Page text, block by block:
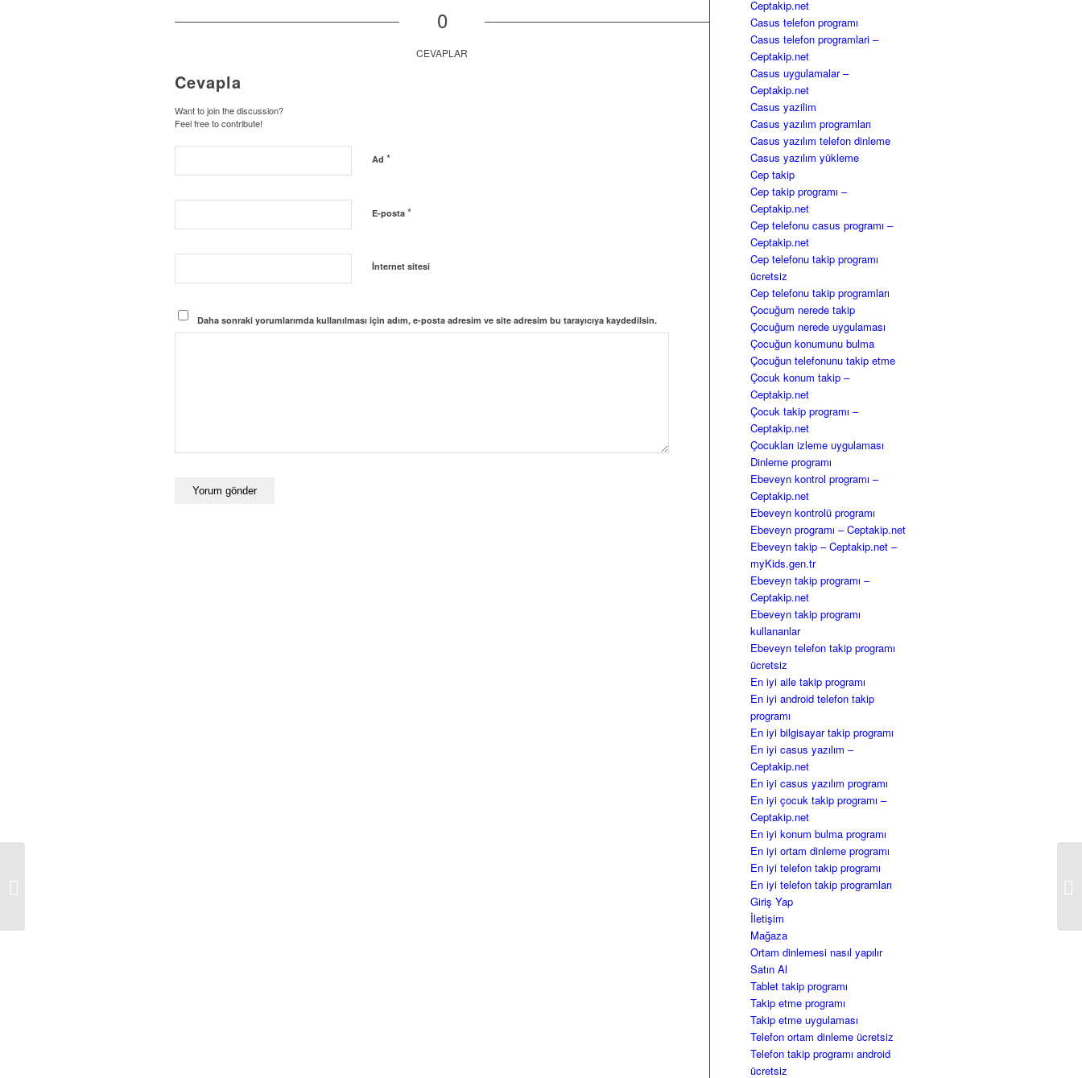
0
CEVAPLAR
Cevapla
Want to join the discussion?
Feel free to contribute!
Ad *
E-posta *
İnternet sitesi
Daha sonraki yorumlarımda kullanılması için adım, e-posta adresim ve site adresim bu tarayıcıya kaydedilsin.
Ceptakip.net
Casus telefon programı
Casus telefon programlari –
Ceptakip.net
Casus uygulamalar –
Ceptakip.net
Casus yazilim
Casus yazılım programları
Casus yazılım telefon dinleme
Casus yazılım yükleme
Cep takip
Cep takip programı –
Ceptakip.net
Cep telefonu casus programı –
Ceptakip.net
Cep telefonu takip programı
ücretsiz
Cep telefonu takip programları
Çocuğum nerede takip
Çocuğum nerede uygulaması
Çocuğun konumunu bulma
Çocuğun telefonunu takip etme
Çocuk konum takip –
Ceptakip.net
Çocuk takip programı –
Ceptakip.net
Çocukları izleme uygulaması
Dinleme programı
Ebeveyn kontrol programı –
Ceptakip.net
Ebeveyn kontrolü programı
Ebeveyn programı – Ceptakip.net
Ebeveyn takip – Ceptakip.net –
myKids.gen.tr
Ebeveyn takip programı –
Ceptakip.net
Ebeveyn takip programı
kullananlar
Ebeveyn telefon takip programı
ücretsiz
En iyi aile takip programı
En iyi android telefon takip
programı
En iyi bilgisayar takip programı
En iyi casus yazılım –
Ceptakip.net
En iyi casus yazılım programı
En iyi çocuk takip programı –
Ceptakip.net
En iyi konum bulma programı
En iyi ortam dinleme programı
En iyi telefon takip programı
En iyi telefon takip programları
Giriş Yap
İletişim
Mağaza
Ortam dinlemesi nasıl yapılır
Satın Al
Tablet takip programı
Takip etme programı
Takip etme uygulaması
Telefon ortam dinleme ücretsiz
Telefon takip programı android
ücretsiz